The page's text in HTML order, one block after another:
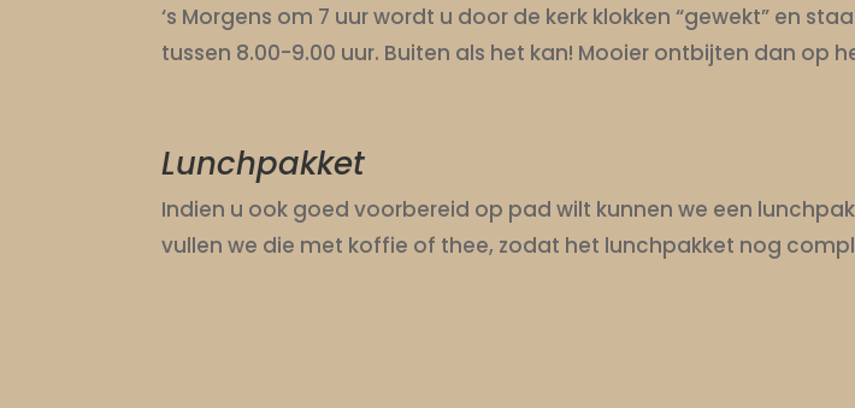
‘s Morgens om 7 uur wordt u door de kerk klokken “gewekt” en
tussen 8.00-9.00 uur. Buiten als het kan! Mooier ontbijten dan op
Lunchpakket
Indien u ook goed voorbereid op pad wilt kunnen we een
vullen we die met koffie of thee, zodat het lunchpakket nog